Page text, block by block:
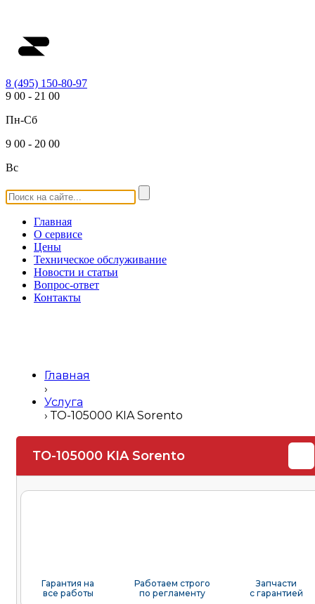
8 (495) 150-80-97
9 00 - 21 00
Пн-Сб
9 00 - 20 00
Вс
Главная
О сервисе
Цены
Техническое обслуживание
Новости и статьи
Вопрос-ответ
Контакты
Главная
›
Услуга
›ТО-105000 KIA Sorento
ТО-105000 KIA Sorento
Гарантия на
все работы
Работаем строго
по регламенту
Запчасти
с гарантией